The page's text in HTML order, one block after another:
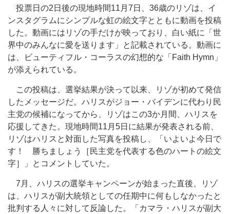
投票日の2日後の現地時間11月7日、36歳のリゾは、イ
ンスタグラムにシンプルな虹の絵文字とともに動画を投稿
した。動画にはリゾの手だけが映っており、 白い紙に「世
界中のみんなに愛を送ります」と記載されている。動画に
は、ビューティフル・コーラスの幻想的な「Faith Hymn」
が添えられている。
この投稿は、選挙結果が決って 以来、リゾが初めて発信
したメッセージだ。ハリスがジョー・バイデンに代わり民
主党の候補になってから、リゾはこの3か月間、ハリスを
応援してきた。現地時間11月5日に結果が発表される前、
リゾはハリスと対面した写真を投稿し、「 いよいよ今日で
す ！ 勝ちましょう［民主党を代表する色のハートの絵文
字］」とコメントしていた。
7月、ハリスの選挙キャンペーンが始まった直後、リゾ
は、ハリスが副大統領としての任期中に何もしなかったと
批判する人々に対して反論した。「カマラ・ハリスが副大